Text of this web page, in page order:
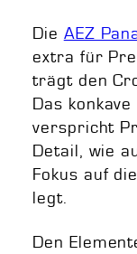
Die AEZ
extra für
trägt den
Das
verspricht
Detail, wie
Fokus auf
legt.
Den